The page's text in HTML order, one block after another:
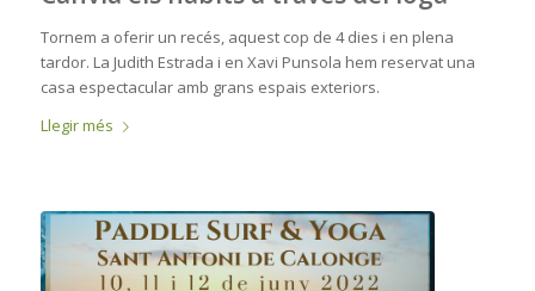
Tornem a oferir un recés, aquest cop de 4 dies i en plena
tardor. La Judith Estrada i en Xavi Punsola hem reservat una
casa espectacular amb grans espais exteriors.
Llegir més